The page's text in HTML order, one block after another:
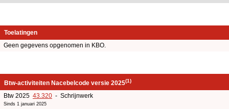
Toelatingen
Geen gegevens opgenomen in KBO.
Btw-activiteiten Nacebelcode versie 2025(1)
Btw 2025 43.320 - Schrijnwerk
Sinds 1 januari 2025